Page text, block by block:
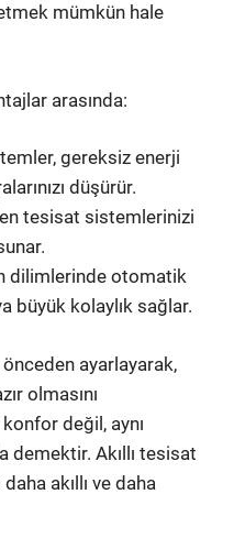
mümkün hale
arasında:
gereksiz enerji
düşürür.
tesisat sistemlerinizi
dilimlerinde otomatik
büyük kolaylık sağlar.
önceden ayarlayarak,
olmasını
değil, aynı
demektir. Akıllı tesisat
akıllı ve daha